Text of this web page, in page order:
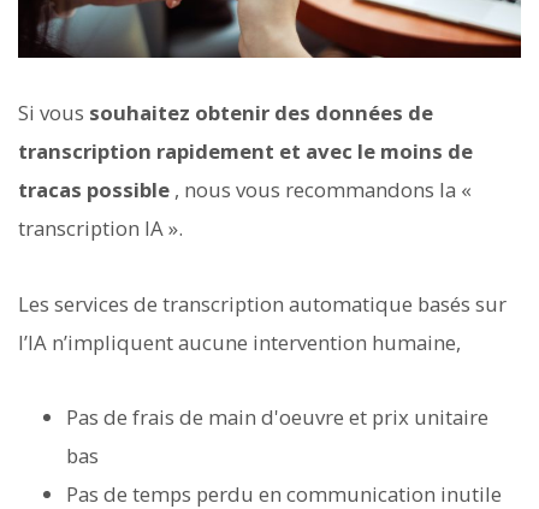
Si vous souhaitez obtenir des données de
transcription rapidement et avec le moins de
tracas possible , nous vous recommandons la «
transcription IA ».
Les services de transcription automatique basés sur
l’IA n’impliquent aucune intervention humaine,
Pas de frais de main d'oeuvre et prix unitaire
bas
Pas de temps perdu en communication inutile